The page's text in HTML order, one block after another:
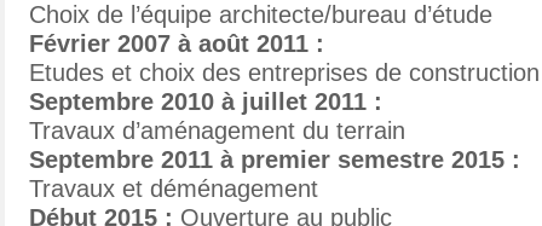
Choix de l’équipe architecte/bureau d’étude
Février 2007 à août 2011 :
Etudes et choix des entreprises de construction
Septembre 2010 à juillet 2011 :
Travaux d’aménagement du terrain
Septembre 2011 à premier semestre 2015 :
Travaux et déménagement
Début 2015 : Ouverture au public